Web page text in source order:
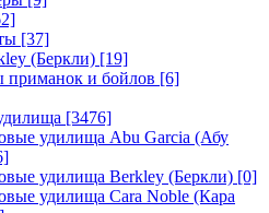
[37]
(Беркли) [19]
приманок и бойлов [6]
[3476]
удилища Abu Garcia (Абу
удилища Berkley (Беркли) [0]
удилища Cara Noble (Кара